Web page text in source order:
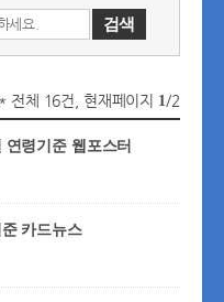
* 전체 16건, 현재페이지 1 /2
령기준 웹포스터
카드뉴스